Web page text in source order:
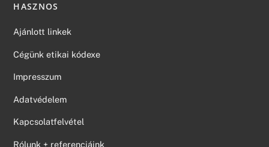
HASZNOS
Ajánlott linkek
Cégünk etikai kódexe
Impresszum
Adatvédelem
Kapcsolatfelvétel
Rólunk + referenciáink